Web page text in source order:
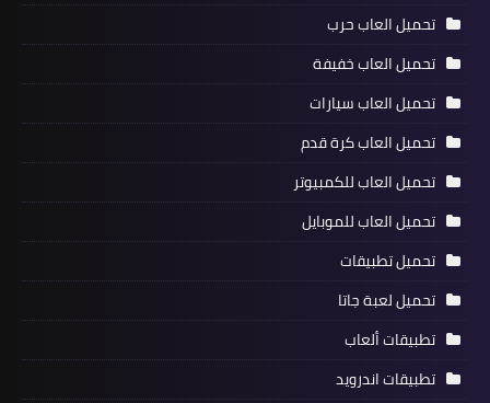
تحميل العاب حرب
تحميل العاب خفيفة
تحميل العاب سيارات
تحميل العاب كرة قدم
تحميل العاب للكمبيوتر
تحميل العاب للموبايل
تحميل تطبيقات
تحميل لعبة جاتا
تطبيقات ألعاب
تطبيقات اندرويد